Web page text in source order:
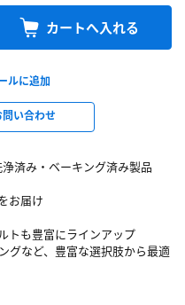
済み・ベーキング済み製品
お届け
トも豊富にラインアップ
グなど、豊富な選択肢から最適
カートへ入れる
ルに追加
い合わせ
こちら
せページよりお問い合わせくださ